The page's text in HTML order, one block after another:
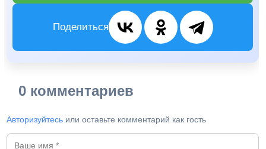
Поделиться
0 комментариев
Авторизуйтесь или оставьте комментарий как гость